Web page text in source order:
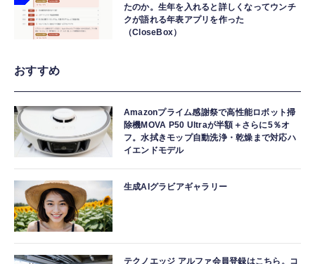
たのか。生年を入れると詳しくなってウンチ
クが語れる年表アプリを作った
（CloseBox）
おすすめ
Amazonプライム感謝祭で高性能ロボット掃
除機MOVA P50 Ultraが半額＋さらに5％オ
フ。水拭きモップ自動洗浄・乾燥まで対応ハ
イエンドモデル
生成AIグラビアギャラリー
テクノエッジ アルファ会員登録はこちら。コ